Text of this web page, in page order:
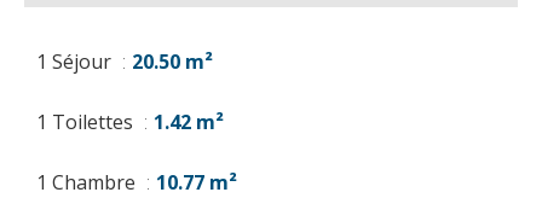
1 Séjour 20.50 m²
1 Toilettes 1.42 m²
1 Chambre 10.77 m²